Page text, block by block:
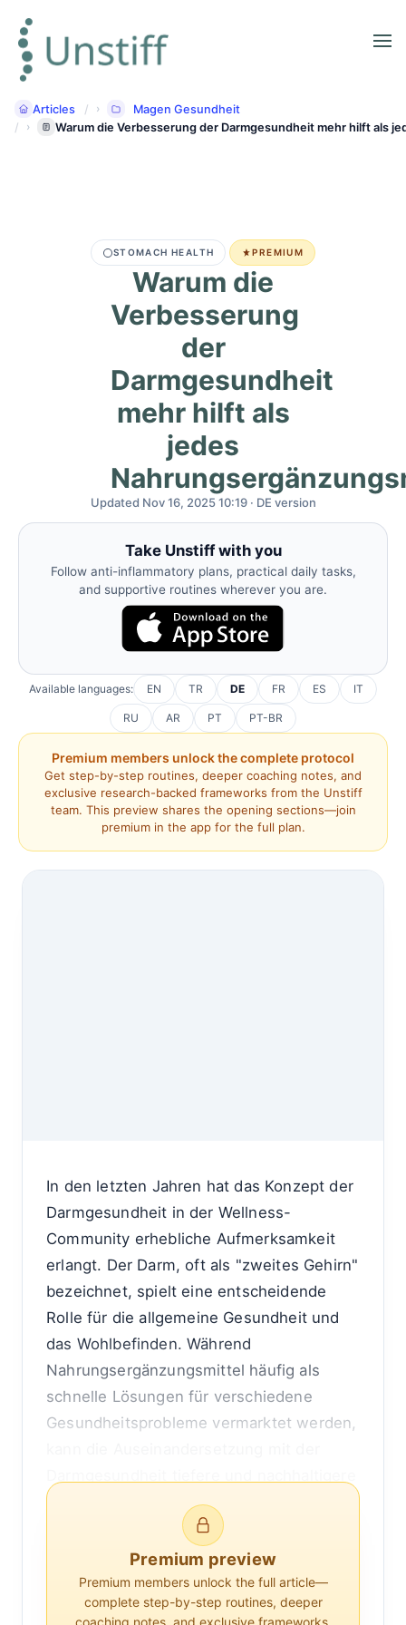
Articles
Magen Gesundheit
Warum die Verbesserung der Darmgesundheit mehr hilft als
STOMACH HEALTH PREMIUM
Warum die
Verbesserung
der
Darmgesundheit
mehr hilft als
jedes
Updated Nov 16, 2025 10:19 · DE version
Take Unstiff with you
Follow anti-inflammatory plans, practical daily tasks,
and supportive routines wherever you are.
Available languages: EN TR DE FR ES IT
RU AR PT PT-BR
Premium members unlock the complete protocol
Get step-by-step routines, deeper coaching notes, and
exclusive research-backed frameworks from the Unstiff
team. This preview shares the opening sections—join
premium in the app for the full plan.
In den letzten Jahren hat das Konzept der
Darmgesundheit in der Wellness-
Community erhebliche Aufmerksamkeit
erlangt. Der Darm, oft als "zweites Gehirn"
bezeichnet, spielt eine entscheidende
Rolle für die allgemeine Gesundheit und
das Wohlbefinden. Während
Nahrungsergänzungsmittel häufig als
schnelle Lösungen für verschiedene
Gesundheitsprobleme vermarktet werden,
Auswirkungen haben. Dieser Artikel
untersucht, warum die Verbesserung der
Darmgesundheit vorteilhafter ist als das
ausschließliche Verlassen auf
Nahrungsergänzungsmittel, indem die
Premium preview
Premium members unlock the full article—
complete step-by-step routines, deeper